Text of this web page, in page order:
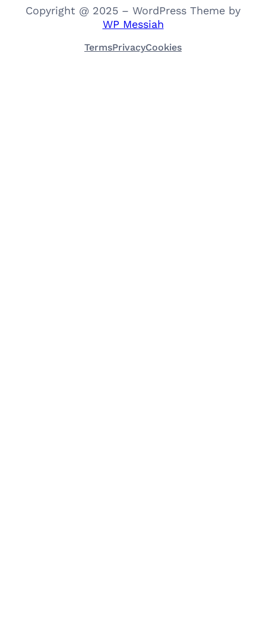
Copyright @ 2025 – WordPress Theme by
WP Messiah
TermsPrivacyCookies